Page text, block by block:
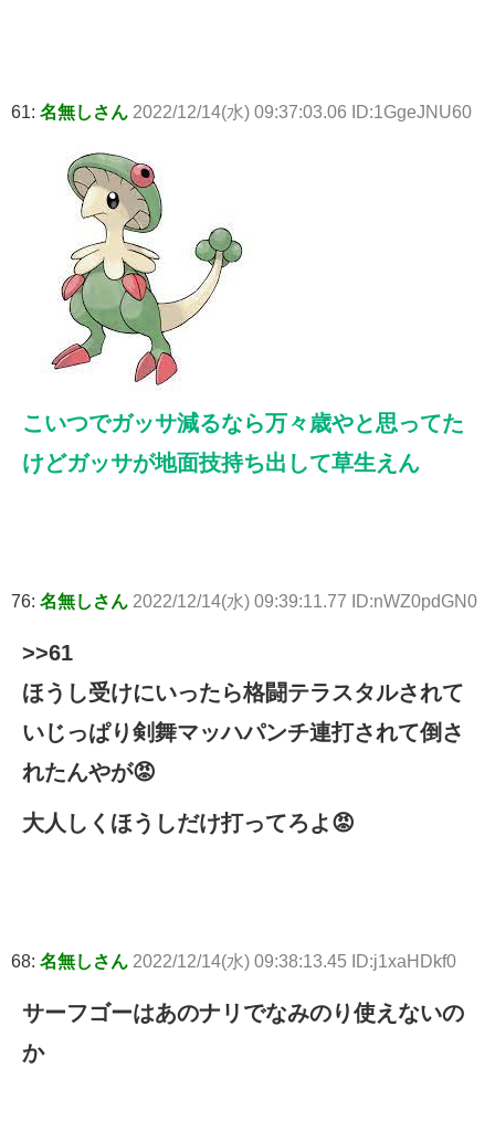
61: 名無しさん 2022/12/14(水) 09:37:03.06 ID:1GgeJNU60
こいつでガッサ減るなら万々歳やと思ってた
けどガッサが地面技持ち出して草生えん
76: 名無しさん 2022/12/14(水) 09:39:11.77 ID:nWZ0pdGN0
>>61
ほうし受けにいったら格闘テラスタルされて
いじっぱり剣舞マッハパンチ連打されて倒さ
れたんやが😡
大人しくほうしだけ打ってろよ😡
68: 名無しさん 2022/12/14(水) 09:38:13.45 ID:j1xaHDkf0
サーフゴーはあのナリでなみのり使えないの
か